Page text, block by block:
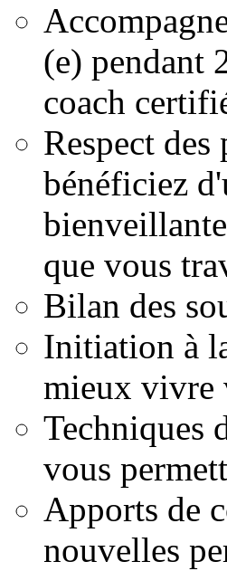
(e) pendant
coach
Respect
bénéficiez
que vous
Bilan des
Initiation à
mieux vivre
Techniques
vous
Apports de
nouvelles